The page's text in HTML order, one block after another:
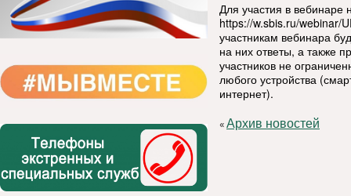
Для участия в вебинаре
https://w.sbis.ru/webinar/
участникам вебинара
на них ответы, а также
участников не
любого устройства
интернет).
«Архив новостей